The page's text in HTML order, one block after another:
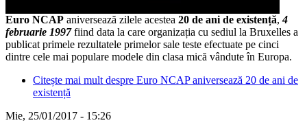
Euro NCAP aniversează zilele acestea 20 de ani de existență,4
februarie 1997fiind data la care organizația cu sediul la Bruxelles a
publicat primele rezultatele primelor sale teste efectuate pe cinci
dintre cele mai populare modele din clasa mică vândute în Europa.
Citește mai mult despre Euro NCAP aniversează 20 de ani de
existență
Mie, 25/01/2017 - 15:26